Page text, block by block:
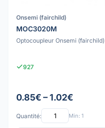
Onsemi (fairchild)
MOC3020M
Optocoupleur Onsemi
927
0.85€ – 1.02€
Quantité: Min: 1